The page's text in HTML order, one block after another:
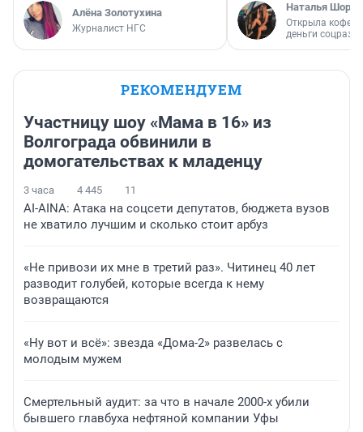
Алёна Золотухина
Журналист НГС
Наталья
Открыла
деньги
РЕКОМЕНДУЕМ
Участницу шоу «Мама в 16» из
Волгограда обвинили в
домогательствах к младенцу
3 часа 4 445 11
AI-AINA: Атака на соцсети депутатов, бюджета вузов
не хватило лучшим и сколько стоит арбуз
«Не привози их мне в третий раз». Читинец 40 лет
разводит голубей, которые всегда к нему
возвращаются
«Ну вот и всё»: звезда «Дома-2» развелась с
молодым мужем
Смертельный аудит: за что в начале 2000-х убили
бывшего главбуха нефтяной компании Уфы